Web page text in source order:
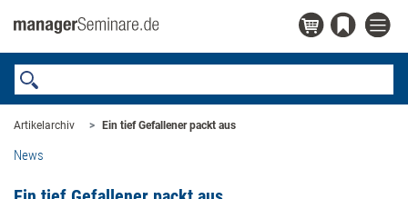
Artikelarchiv Ein tief Gefallener packt aus
News